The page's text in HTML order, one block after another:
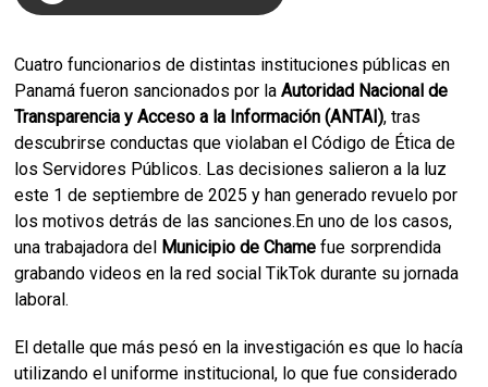
Cuatro funcionarios de distintas instituciones públicas en
Panamá fueron sancionados por laAutoridad Nacional de
Transparencia y Acceso a la Información (ANTAI), tras
descubrirse conductas que violaban el Código de Ética de
los Servidores Públicos. Las decisiones salieron a la luz
este 1 de septiembre de 2025 y han generado revuelo por
los motivos detrás de las sanciones.En uno de los casos,
una trabajadora del Municipio de Chame fue sorprendida
grabando videos en la red social TikTok durante su jornada
laboral.
El detalle que más pesó en la investigación es que lo hacía
utilizando el uniforme institucional, lo que fue considerado